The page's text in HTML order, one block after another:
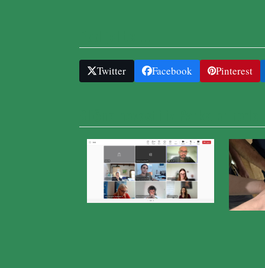
Twitter Facebook Pinterest